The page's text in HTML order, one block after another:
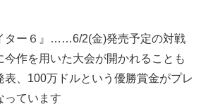
ター６』……6/2(金)発売予定の対戦
今作を用いた大会が開かれることも
表、100万ドルという優勝賞金がプレ
っています